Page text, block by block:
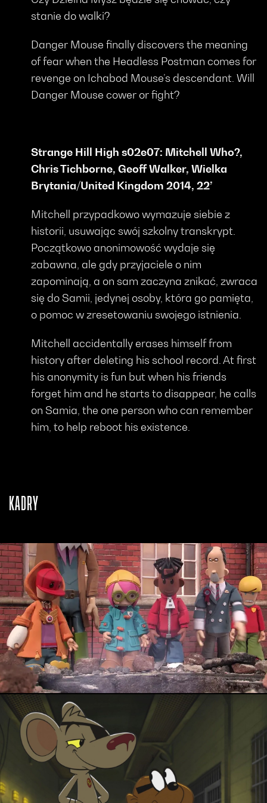
stanie do walki?
Danger Mouse finally discovers the meaning
of fear when the Headless Postman comes for
revenge on Ichabod Mouse’s descendant. Will
Danger Mouse cower or fight?
Strange Hill High s02e07: Mitchell Who?,
Chris Tichborne,Geoff Walker, Wielka
Brytania/United Kingdom 2014, 22’
Mitchell przypadkowo wymazuje siebie z
historii, usuwając swój szkolny transkrypt.
Początkowo anonimowość wydaje się
zabawna, ale gdy przyjaciele o nim
zapominają, a on sam zaczyna znikać, zwraca
się do Samii, jedynej osoby, która go pamięta,
o pomoc w zresetowaniu swojego istnienia.
Mitchell accidentally erases himself from
history after deleting his school record. At first
his anonymity is fun but when his friends
forget him and he starts to disappear, he calls
on Samia, the one person who can remember
him, to help reboot his existence.
KADRY